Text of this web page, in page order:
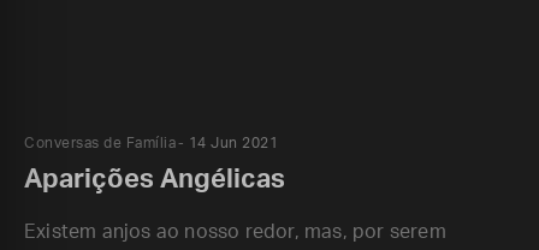
Conversas de Família 14 Jun 2021
Aparições Angélicas
Existem anjos ao nosso redor, mas, por serem